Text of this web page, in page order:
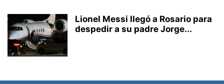
Lionel Messi llegó a Rosario para
despedir a su padre Jorge...